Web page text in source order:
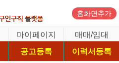
홈화면추가
마이페이지
매매/임대
공고등록
이력서등록